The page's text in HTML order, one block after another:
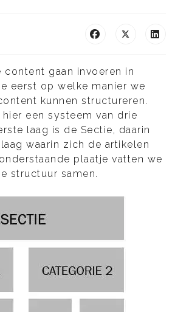
gaan invoeren in
eerst op welke manier we
kunnen structureren.
een systeem van drie
laag is de Sectie, daarin
waarin zich de artikelen
plaatje vatten we
structuur samen.